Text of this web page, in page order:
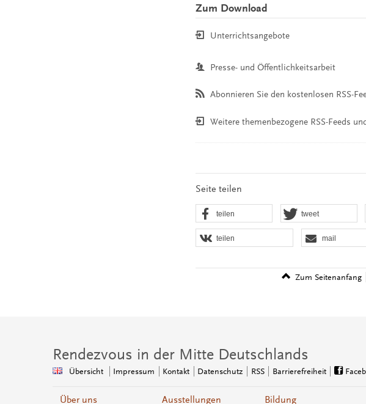
Zum Download
Unterrichtsangebote
Presse- und Öffentlichkeitsarbeit
Abonnieren Sie den kostenlosen RSS-
Weitere themenbezogene RSS-Feeds
Seite teilen
teilen tweet
teilen mail
Zum Seitenanfang
Rendezvous in der Mitte Deutschlands
Übersicht Impressum Kontakt Datenschutz RSS Barrierefreiheit
Über uns Ausstellungen Bildung